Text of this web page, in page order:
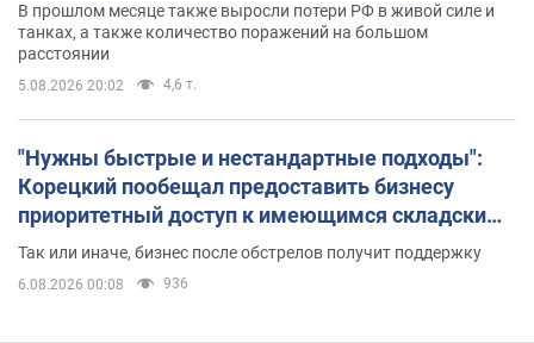
В прошлом месяце также выросли потери РФ в живой силе и
танках, а также количество поражений на большом
расстоянии
5.08.2026 20:02 4,6 т.
"Нужны быстрые и нестандартные подходы":
Корецкий пообещал предоставить бизнесу
приоритетный доступ к имеющимся складским
помещениям
Так или иначе, бизнес после обстрелов получит поддержку
6.08.2026 00:08 936